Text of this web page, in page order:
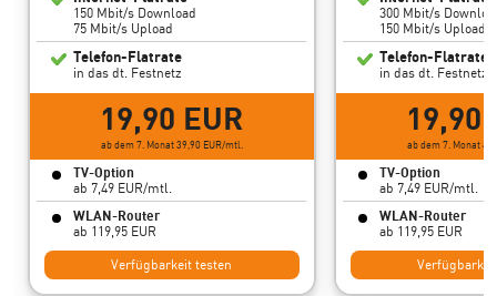
150 Mbit/s Download
75 Mbit/s Upload
Telefon-Flatrate
in das dt. Festnetz
19,90 EUR
ab dem 7. Monat 39,90 EUR/mtl.
TV-Option
ab 7,49 EUR/mtl.
WLAN-Router
ab 119,95 EUR
Verfügbarkeit testen
300 Mbit/s
150 Mbit/s Upload
Telefon-Flatrate
in das dt. Festnetz
19,90
ab dem 7. Monat
TV-Option
ab 7,49 EUR/mtl.
WLAN-Router
ab 119,95 EUR